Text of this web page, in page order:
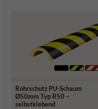
Rohrschutz PU-Schaum
Ø50mm Typ R50 –
selbstklebend